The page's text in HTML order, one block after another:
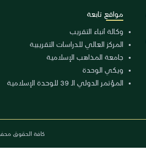
مواقع تابعة
وكالة أنباء التقريب
المركز العالي للدراسات التقريبية
جامعة المذاهب الإسلامية
ويكي الوحدة
المؤتمر الدولي الـ 39 للوحدة الإسلامية
كافة الحقوق